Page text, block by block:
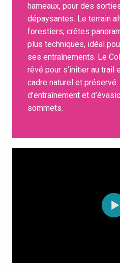
hameaux, pour des
dépaysantes. Le terrain
forestiers, crêtes
plus techniques, idéal
ses entraînements. Le
rêvé pour s’initier au trail
cadre naturel et
d’entraînement et
sommets.